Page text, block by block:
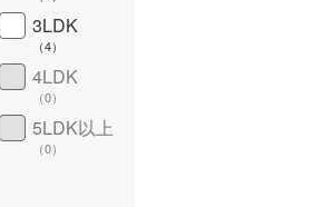
3LDK
（4）
4LDK
（0）
5LDK以上
（0）